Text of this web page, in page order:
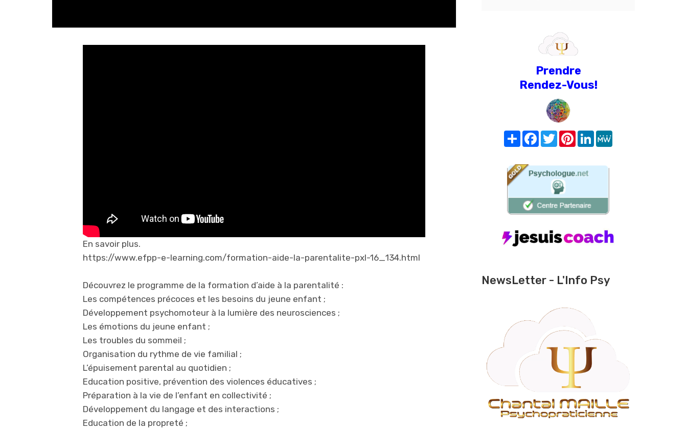
En savoir plus.
https://www.efpp-e-learning.com/formation-aide-la-parentalite-pxl-16_134.html
Découvrez le programme de la formation d’aide à la parentalité :
Les compétences précoces et les besoins du jeune enfant ;
Développement psychomoteur à la lumière des neurosciences ;
Les émotions du jeune enfant ;
Les troubles du sommeil ;
Organisation du rythme de vie familial ;
L’épuisement parental au quotidien ;
Education positive, prévention des violences éducatives ;
Préparation à la vie de l’enfant en collectivité ;
Développement du langage et des interactions ;
Education de la propreté ;
Prendre
Rendez-Vous!
Share FacebookTwitterPinterest
LinkedIn
NewsLetter - L'Info Psy